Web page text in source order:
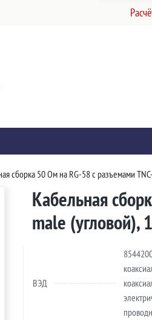
сборка 50 Ом на RG-58 с разъемами
Кабельная
male (угловой),
ВЭД